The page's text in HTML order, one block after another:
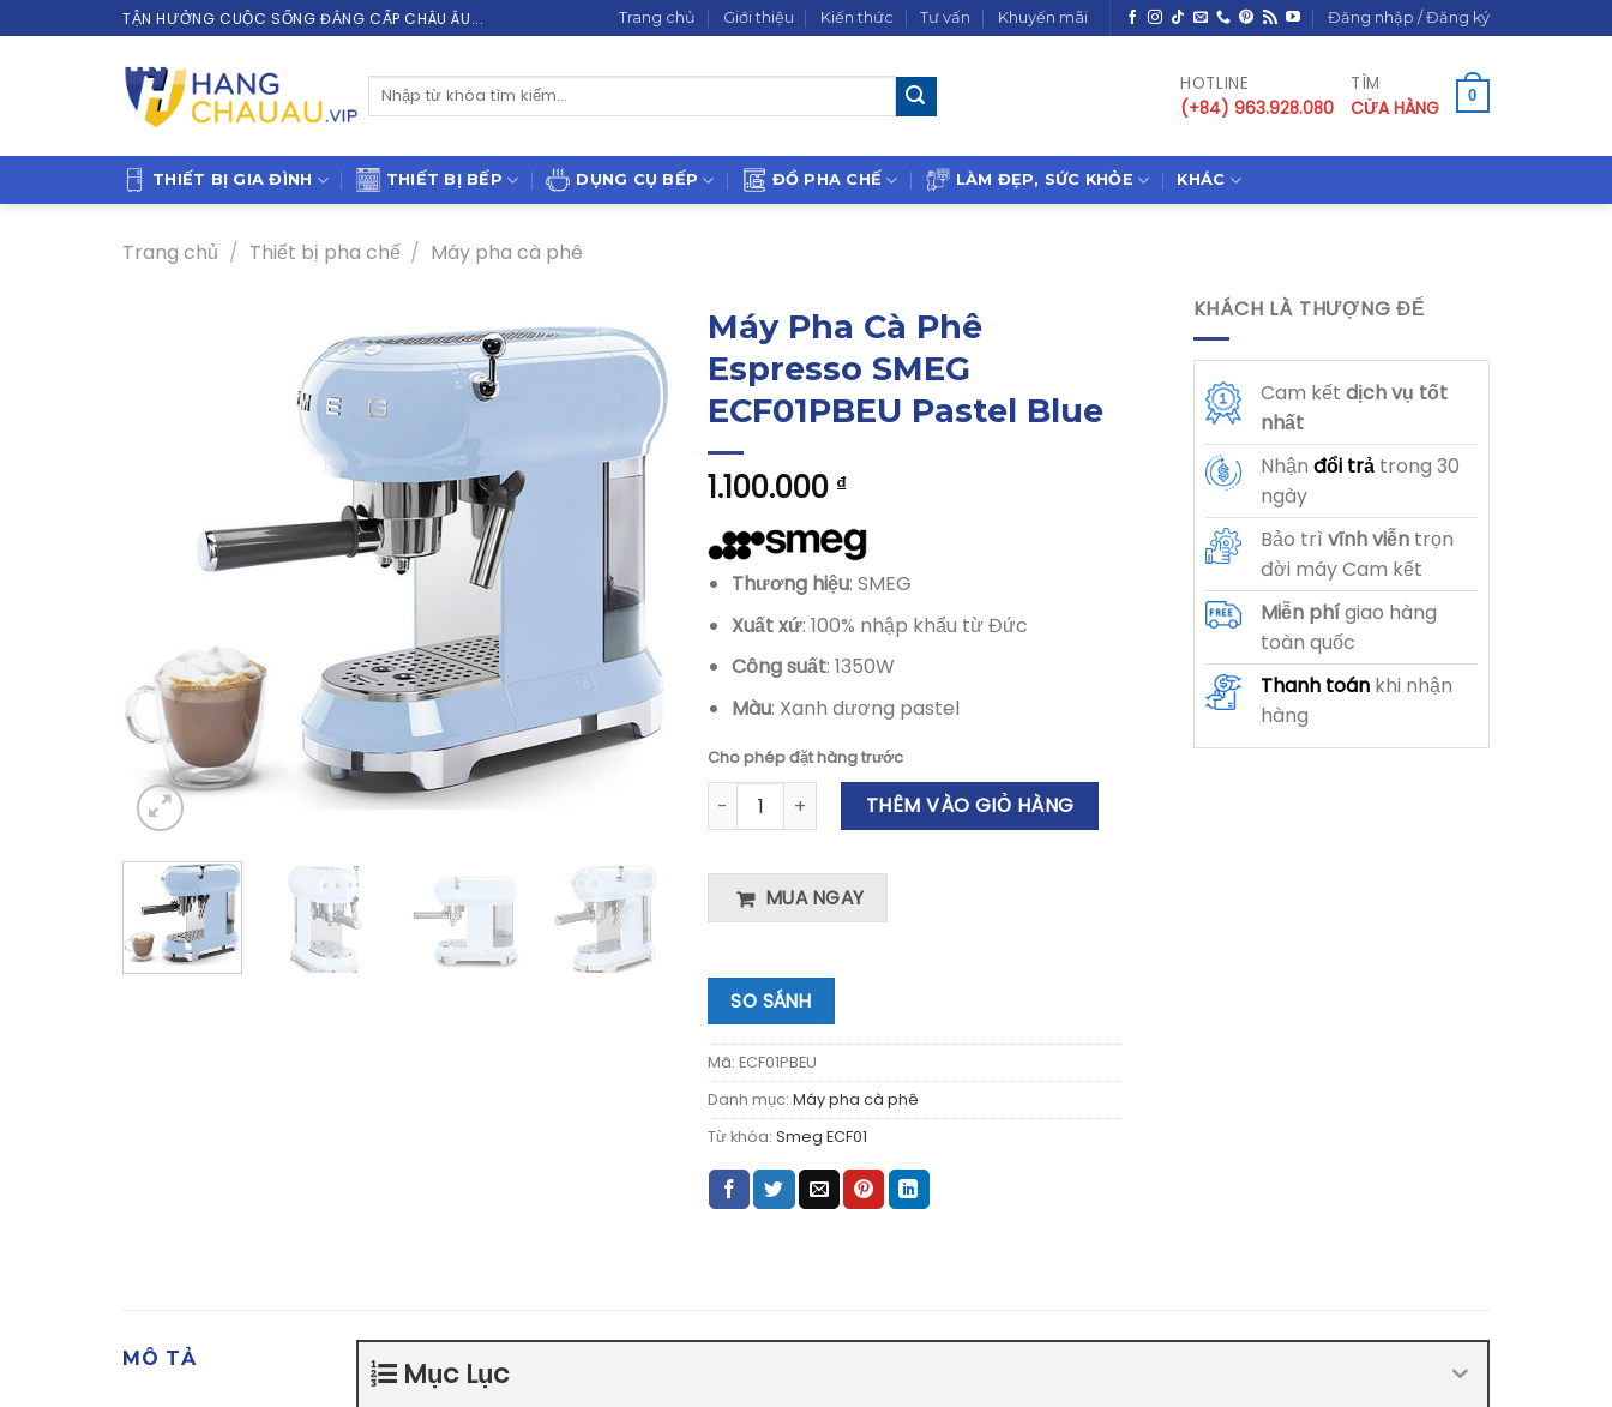
to
TẬN HƯỞNG CUỘC SỐNG ĐẲNG CẤP CHÂU ÂU... Trang chủ Giới thiệu Kiến thức Tư vấn Khuyến mãi Đăng nhập / Đăng ký
Tìm
HOTLINE
(+84) 963.928.080
TÌM
CỬA HÀNG
0
THIẾT BỊ GIA ĐÌNH THIẾT BỊ BẾP DỤNG CỤ BẾP ĐỒ PHA CHẾ LÀM ĐẸP, SỨC KHỎE KHÁC
Trang chủ / Thiết bị pha chế / Máy pha cà phê
Máy Pha Cà Phê
Espresso SMEG
ECF01PBEU Pastel Blue
1.100.000 ₫
Thương hiệu: SMEG
Xuất xứ: 100% nhập khẩu từ Đức
Công suất: 1350W
Màu: Xanh dương pastel
Cho phép đặt hàng trước
Máy Pha Cà Phê Espresso SMEG ECF01PBEU Pastel Blue số lượng
THÊM VÀO GIỎ HÀNG
MUA NGAY
SO SÁNH
Mã: ECF01PBEU
Danh mục: Máy pha cà phê
Từ khóa: Smeg ECF01
KHÁCH LÀ THƯỢNG ĐẾ
Cam kết dịch vụ tốt
nhất
Nhận đổi trảtrong 30
ngày
Bảo trì vĩnh viễntrọn
đời máy Cam kết
Miễn phígiao hàng
toàn quốc
Thanh toán khi nhận
hàng
MÔ TẢ Mục Lục